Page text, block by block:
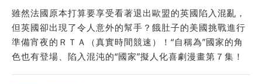
雖然法國原本打算要享受看著退出歐盟的英國陷入混亂，
但英國卻出現了令人意外的幫手？餓肚子的美國挑戰進行
準備宵夜的ＲＴＡ（真實時間競速）！“自稱為”國家的角
色也有登場、陷入混沌的“國家”擬人化喜劇漫畫第７集！